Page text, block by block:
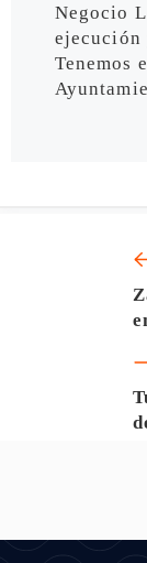
Negocio
ejecución
Tenemos